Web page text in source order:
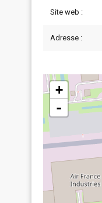
Site web :
Adresse :
+
-